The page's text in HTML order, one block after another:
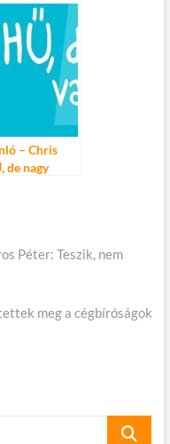
– Chris
de nagy
Péter: Teszik, nem
meg a cégbíróságok
keresés